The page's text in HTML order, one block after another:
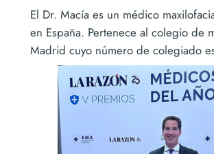
El Dr. Macía es un médico
en España. Pertenece al colegio de
Madrid cuyo número de colegiado